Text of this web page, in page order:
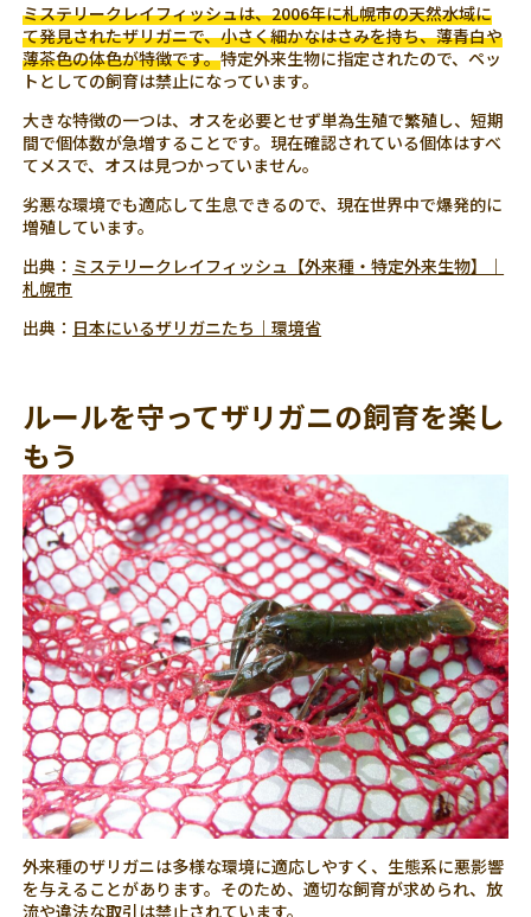
ミステリークレイフィッシュは、2006年に札幌市の天然水域に
て発見されたザリガニで、小さく細かなはさみを持ち、薄青白や
薄茶色の体色が特徴です。特定外来生物に指定されたので、ペッ
トとしての飼育は禁止になっています。
大きな特徴の一つは、オスを必要とせず単為生殖で繁殖し、短期
間で個体数が急増することです。現在確認されている個体はすべ
てメスで、オスは見つかっていません。
劣悪な環境でも適応して生息できるので、現在世界中で爆発的に
増殖しています。
出典： ミステリークレイフィッシュ【外来種・特定外来生物】｜
札幌市
出典： 日本にいるザリガニたち｜環境省
ルールを守ってザリガニの飼育を楽し
もう
外来種のザリガニは多様な環境に適応しやすく、生態系に悪影響
を与えることがあります。そのため、適切な飼育が求められ、放
流や違法な取引は禁止されています。